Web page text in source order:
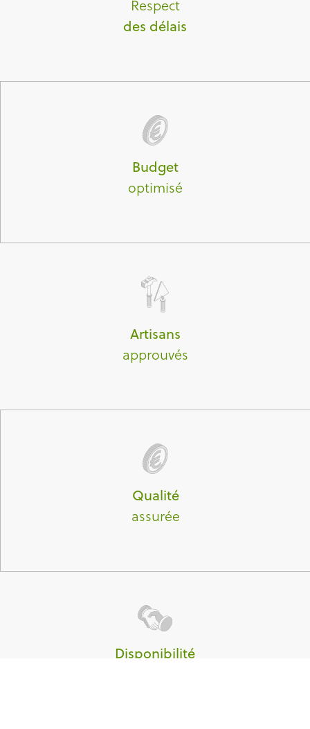
Respect
des délais
Budget
optimisé
Artisans
approuvés
Qualité
assurée
Disponibilité